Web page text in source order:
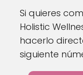
Si quieres
Holistic
hacerlo
siguiente